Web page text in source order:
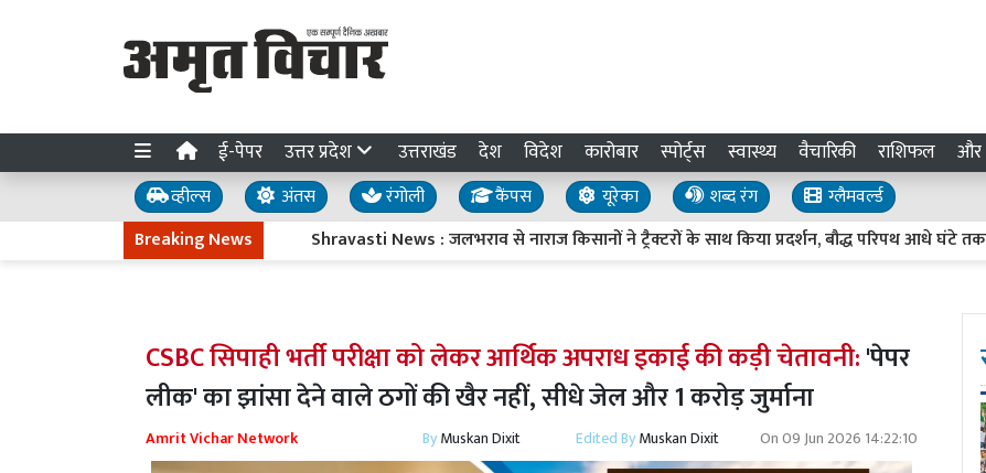
ई-पेपर उत्तर प्रदेश उत्तराखंड देश विदेश कारोबार स्पोर्ट्स स्वास्थ्य वैचारिकी राशिफल
व्हील्स अंतस रंगोली कैंपस यूरेका शब्द रंग
ग्लैमवर्ल्ड
Breaking News
Shravasti News : जलभराव से नाराज किसानों ने ट्रैक्टरों के साथ किया प्रदर्शन, बौद्ध परिपथ आधे घंटे तक जाम
CSBC सिपाही भर्ती परीक्षा को लेकर आर्थिक अपराध इकाई की कड़ी चेतावनी:'पेपर
लीक' का झांसा देने वाले ठगों की खैर नहीं, सीधे जेल और 1 करोड़ जुर्माना
Amrit Vichar Network ByMuskan Dixit Edited ByMuskan Dixit On09 Jun 2026 14:22:10